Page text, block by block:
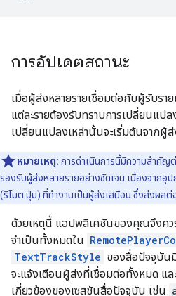
การอัปเดตสถานะ
เมื่อผู้ส่งหลายรายเชื่อมต่อกับผู้รับร
แต่ละรายต้องรับทราบการเปลี่ยนแป
เปลี่ยนแปลงเหล่านั้นจะเริ่มต้นจากผู้
หมายเหตุ: การดำเนินการนี้มีความสำคัญ
รองรับผู้ส่งหลายรายอย่างชัดเจน เนื่องจาก
(รีโมต ปุ่ม) ที่ทำงานเป็นผู้ส่งเสมือน ซึ่งส่งผลต่
ด้วยเหตุนี้ แอปพลิเคชันของคุณจึงคว
จำเป็นทั้งหมดใน
TextTrackStyle ของสื่อปัจจุบัน
จะแจ้งเตือนผู้ส่งที่เชื่อมต่อทั้งหมด แ
เกี่ยวข้องของเซสชันสื่อปัจจุบัน เช่น